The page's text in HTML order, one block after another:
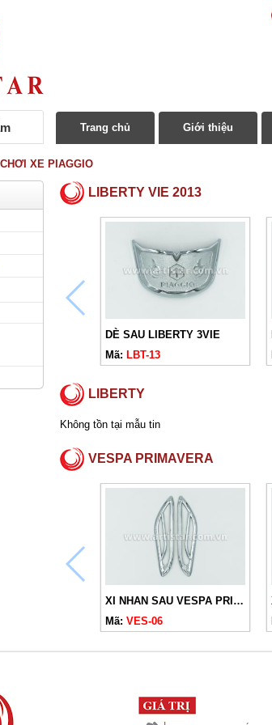
Trang chủ Giới thiệu
XE PIAGGIO
LIBERTY VIE 2013
DÈ SAU LIBERTY 3VIE
Mã: LBT-13
LIBERTY
Không tồn tại mẫu tin
VESPA PRIMAVERA
XI NHAN SAU VESPA PRIMAVERA
Mã: VES-06